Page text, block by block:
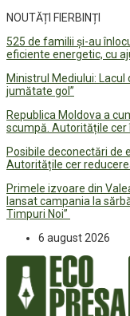
NOUTĂȚI FIERBINȚI
525 de familii și-au
eficiente energetic, cu
Ministrul Mediului:
jumătate gol”
Republica Moldova a
scumpă. Autoritățile
Posibile deconectări de
Autoritățile cer
Primele izvoare din
lansat campania la
Timpuri Noi”
6 august 2026